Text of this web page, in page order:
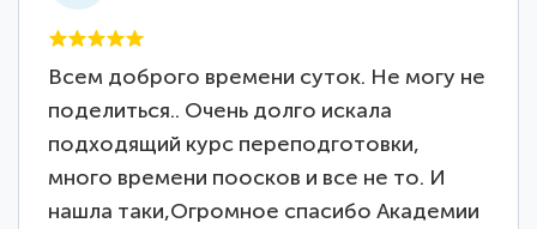
Всем доброго времени суток. Не могу не
поделиться.. Очень долго искала
подходящий курс переподготовки,
много времени поосков и все не то. И
нашла таки,Огромное спасибо Академии